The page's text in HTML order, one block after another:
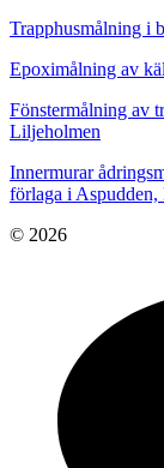
Trapphusmålning i
Epoximålning av
Fönstermålning av
Liljeholmen
Innermurar
förlaga i
© 2026